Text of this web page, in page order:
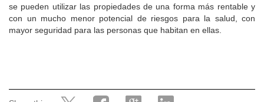
se pueden utilizar las propiedades de una forma más rentable y
con un mucho menor potencial de riesgos para la salud, con
mayor seguridad para las personas que habitan en ellas.